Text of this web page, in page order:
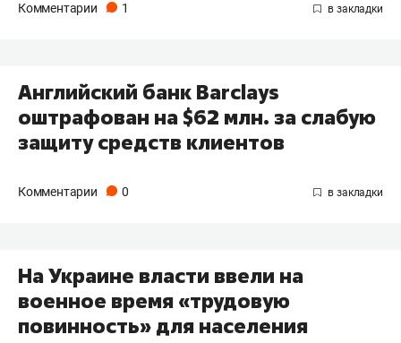
Комментарии 1
Английский банк Barclays
оштрафован на $62 млн. за слабую
защиту средств клиентов
Комментарии 0
На Украине власти ввели на
военное время «трудовую
повинность» для населения